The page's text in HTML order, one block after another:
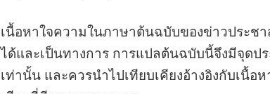
เนื้อหาใจความในภาษาต้นฉบับของข่าวประช
ได้และเป็นทางการ การแปลต้นฉบับนี้จึงมีจุดป
เท่านั้น และควรนำไปเทียบเคียงอ้างอิงกับเนื้